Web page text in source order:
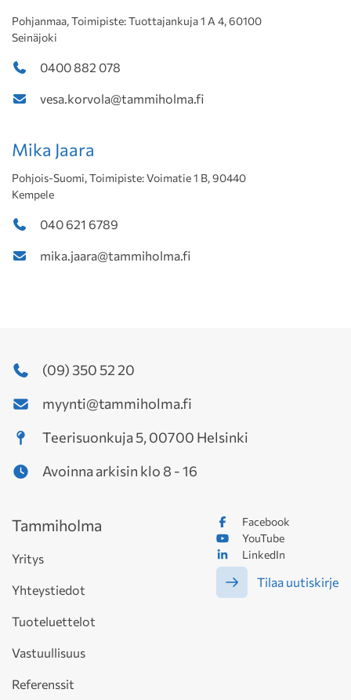
Pohjanmaa, Toimipiste: Tuottajankuja 1 A 4, 60100
Seinäjoki
0400 882 078
vesa.korvola@tammiholma.fi
Mika Jaara
Pohjois-Suomi, Toimipiste: Voimatie 1 B, 90440
Kempele
040 621 6789
mika.jaara@tammiholma.fi
(09) 350 52 20
myynti@tammiholma.fi
Teerisuonkuja 5, 00700 Helsinki
Avoinna arkisin klo 8 - 16
Facebook
YouTube
LinkedIn
Tilaa uutiskirje
Tammiholma
Yritys
Yhteystiedot
Tuoteluettelot
Vastuullisuus
Referenssit